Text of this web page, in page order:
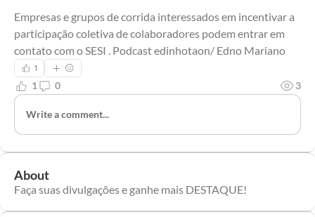
Empresas e grupos de corrida interessados em incentivar a
participação coletiva de colaboradores podem entrar em
contato com o SESI . Podcast edinhotaon/ Edno Mariano
1
1 0 3
Write a comment...
About
Faça suas divulgações e ganhe mais DESTAQUE!